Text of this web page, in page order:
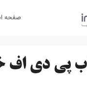
صفحه
پی دی اف